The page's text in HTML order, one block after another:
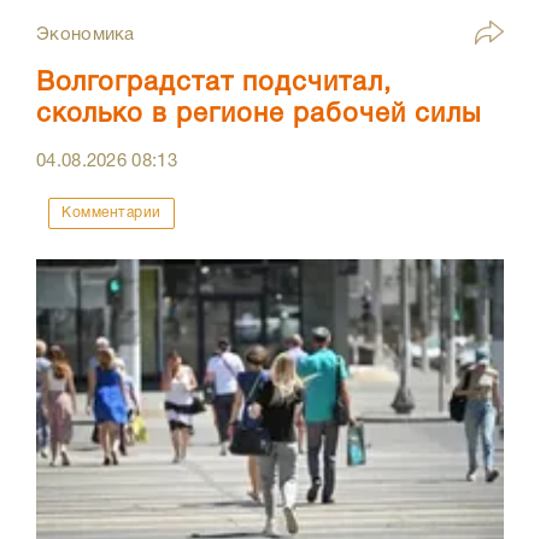
Экономика
Волгоградстат подсчитал,
сколько в регионе рабочей силы
04.08.202608:13
Комментарии